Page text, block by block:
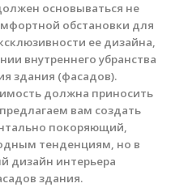
основываться не
обстановки для
ее дизайна,
внутреннего убранства
здания (фасадов).
должна приносить
вам создать
покоряющий,
тенденциям, но в
дизайн интерьера
здания.